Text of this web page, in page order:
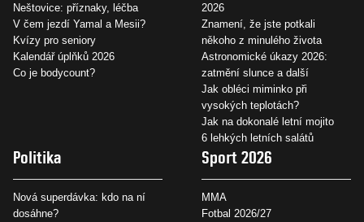
Neštovice: příznaky, léčba
V čem jezdí Yamal a Mesii?
Kvízy pro seniory
Kalendář úplňků 2026
Co je bodycount?
2026
Znamení, že jste potkali
někoho z minulého života
Astronomické úkazy 2026:
zatmění slunce a další
Jak obléci miminko při
vysokých teplotách?
Jak na dokonalé letní mojito
6 lehkých letních salátů
Politika
Nová superdávka: kdo na ní
dosáhne?
Sport 2026
MMA
Fotbal 2026/27